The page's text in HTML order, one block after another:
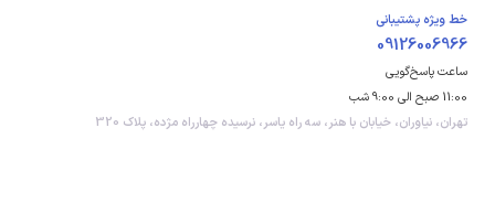
خط ویژه پشتیبانی
09126006966
ساعت پاسخ‌گویی
11:00 صبح الی 9:00 شب
تهران، نیاوران، خیابان با هنر، سه راه یاسر، نرسیده چهارراه مژده، پلاک 320